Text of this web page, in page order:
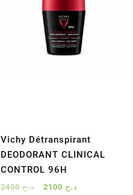
Vichy Détranspirant
DEODORANT CLINICAL
CONTROL 96H
د.ج2400
Le
د.ج